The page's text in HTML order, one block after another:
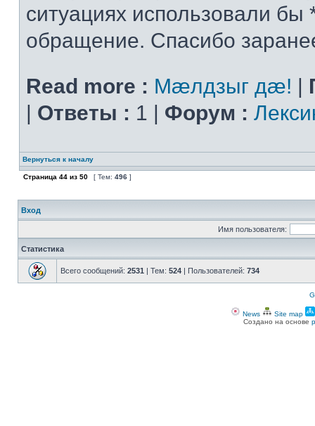
ситуациях использовали бы
обращение. Спасибо
Read more : Мæлдзыг дæ! |
| Ответы : 1 | Форум :
Вернуться к началу
Страница 44 из 50 [ Тем: 496 ]
Вход
Имя пользователя:
Статистика
Всего сообщений: 2531 | Тем: 524 | Пользователей: 734
News Site map
Создано на основе